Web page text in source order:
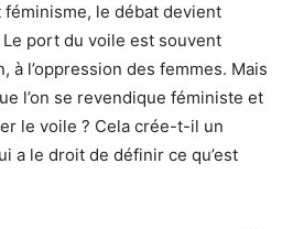
féminisme, le débat devient
port du voile est souvent
à l’oppression des femmes. Mais
l’on se revendique féministe et
le voile ? Cela crée-t-il un
a le droit de définir ce qu’est